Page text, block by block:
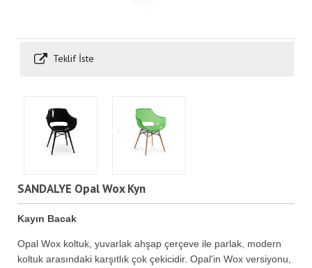
Teklif İste
SANDALYE Opal Wox Kyn
Kayın Bacak
Opal Wox koltuk, yuvarlak ahşap çerçeve ile parlak, modern
koltuk arasındaki karşıtlık çok çekicidir. Opal'in Wox versiyonu,